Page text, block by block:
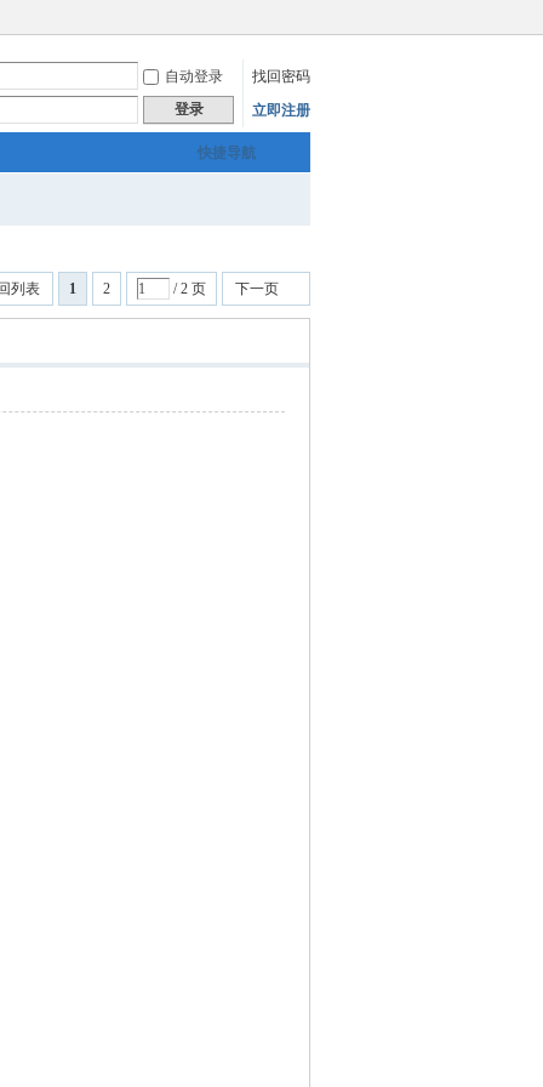
自动登录
找回密码
登录
立即注册
快捷导航
1 2 / 2 页 下一页
列表